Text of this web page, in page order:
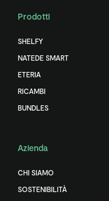
Prodotti
SHELFY
NATEDE SMART
ETERIA
RICAMBI
BUNDLES
Azienda
CHI SIAMO
SOSTENIBILITÀ